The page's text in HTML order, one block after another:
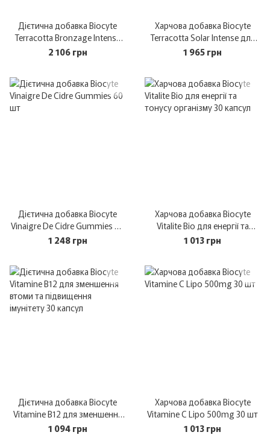
Дієтична добавка Biocyte
Terracotta Bronzage Intense
для активації засмаги 30
2 106 грн
Харчова добавка Biocyte
Terracotta Solar Intense для
інтенсивної засмаги 30
1 965 грн
Дієтична добавка Biocyte
Vinaigre De Cidre Gummies 60
шт
1 248 грн
Харчова добавка Biocyte
Vitalite Bio для енергії та
тонусу організму 30 капсул
1 013 грн
Дієтична добавка Biocyte
Vitamine B12 для зменшення
втоми та підвищення
1 094 грн
Харчова добавка Biocyte
Vitamine C Lipo 500mg 30 шт
1 013 грн